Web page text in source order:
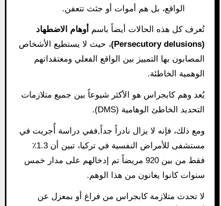
الواقع، بل هم أموات أو جثث تتعفن.
تُعرف كل هذه الحالات أيضاً باسم أوهام الاضطهاد
(Persecutory delusions)
، حيث لا يستطيع الأشخاص
المصابون بها التمييز بين الواقع الفعلي ومعتقداتهم
الوهمية الخاطئة.
يُعد وهم كابجراس هو الأكثر شيوعاً بين جميع متلازمات
التحديد الخاطئ الوهامية (DMS).
ومع ذلك، فإنه لا يزال نادراً جداً,ففي دراسة أُجريت في
مستشفى للأمراض النفسية في تركيا، تبين أن 1.3٪
فقط من بين 920 مريضاً تم إدخالهم على مدار خمس
سنوات كانوا يعانون من هذا الوهم.
لا تحدث متلازمة كابجراس من فراغ أو بمعزل عن